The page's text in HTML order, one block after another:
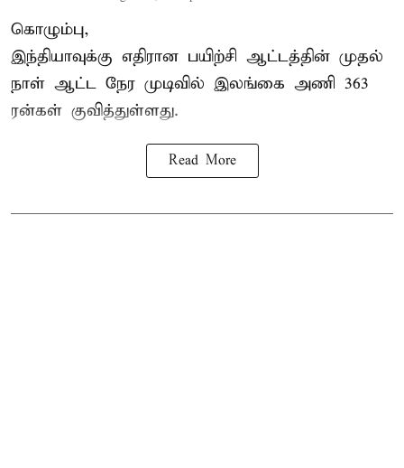
கொழும்பு,
இந்தியாவுக்கு எதிரான பயிற்சி ஆட்டத்தின் முதல்
நாள் ஆட்ட நேர முடிவில் இலங்கை அணி 363
ரன்கள் குவித்துள்ளது.
Read More